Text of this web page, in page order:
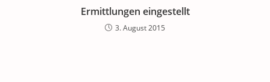
Ermittlungen eingestellt
3. August 2015